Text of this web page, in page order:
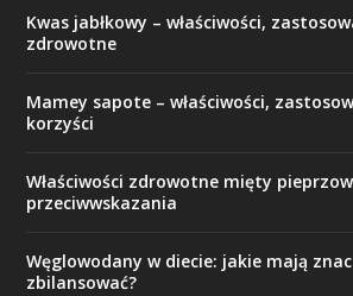
Kwas jabłkowy – właściwości,
zdrowotne
Mamey sapote – właściwości,
korzyści
Właściwości zdrowotne mięty
przeciwwskazania
Węglowodany w diecie: jakie mają
zbilansować?